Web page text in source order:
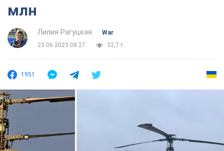
млн
Лилия Рагуцкая
War
23.06.2023 08:27
32,7 т.
1951